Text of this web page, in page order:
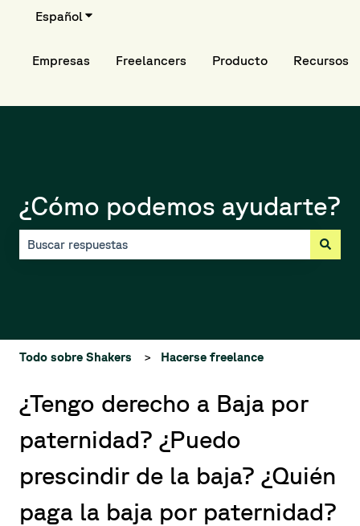
EspañolTraducciones de Mostrar submenú de
Empresas Freelancers Producto Recursos
¿Cómo podemos ayudarte?
Todo sobre Shakers Hacerse freelance
¿Tengo derecho a Baja por
paternidad? ¿Puedo
prescindir de la baja? ¿Quién
paga la baja por paternidad?